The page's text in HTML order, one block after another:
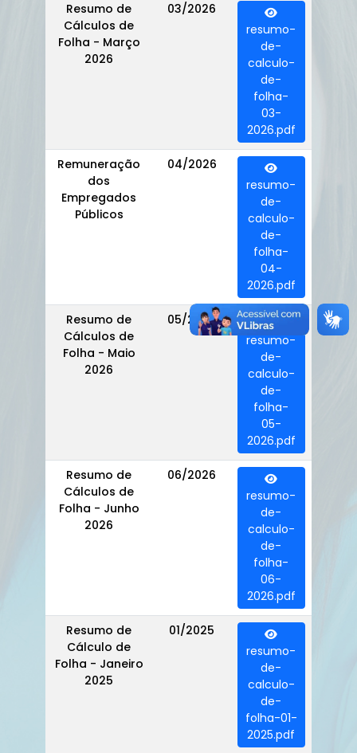
Resumo de
Cálculos de
Folha - Março
2026
03/2026
resumo-
de-
calculo-
de-
folha-
03-
2026.pdf
Remuneração
dos
Empregados
Públicos
04/2026
resumo-
de-
calculo-
de-
folha-
04-
2026.pdf
Resumo de
Cálculos de
Folha - Maio
2026
05/2026
resumo-
de-
calculo-
de-
folha-
05-
2026.pdf
Resumo de
Cálculos de
Folha - Junho
2026
06/2026
resumo-
de-
calculo-
de-
folha-
06-
2026.pdf
Resumo de
Cálculo de
Folha - Janeiro
2025
01/2025
resumo-
de-
calculo-
de-
folha-01-
2025.pdf